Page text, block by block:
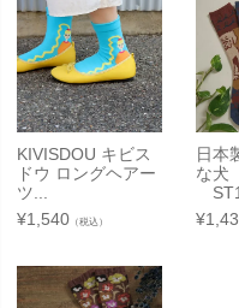
KIVISDOU キビス
ドウ ロングヘアー
ツ...
¥1,540 （税込）
日本
な
¥